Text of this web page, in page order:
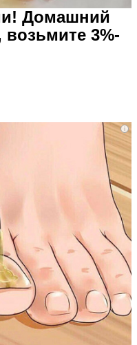
Домашний
возьмите 3%-
i